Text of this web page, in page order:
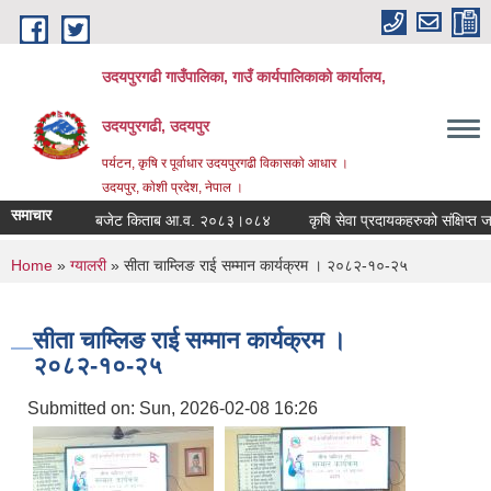
Skip to main content
उदयपुरगढी गाउँपालिका, गाउँ कार्यपालिकाको कार्यालय,
उदयपुरगढी, उदयपुर
पर्यटन, कृषि र पूर्वाधार उदयपुरगढी विकासकाे आधार ।
उदयपुर, काेशी प्रदेश, नेपाल ।
समाचार बजेट किताब आ.व. २०८३।०८४ कृषि सेवा प्रदायकहरुको संक्षिप्त
You are here
Home » ग्यालरी» सीता चाम्लिङ राई सम्मान कार्यक्रम । २०८२-१०-२५
सीता चाम्लिङ राई सम्मान कार्यक्रम ।
२०८२-१०-२५
Submitted on: Sun, 2026-02-08 16:26